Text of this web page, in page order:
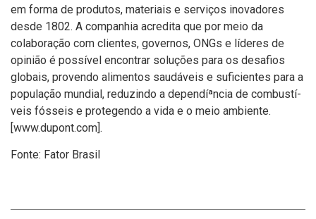
em forma de produtos, materiais e serviços inovadores
desde 1802. A companhia acredita que por meio da
colaboração com clientes, governos, ONGs e lí­deres de
opinião é possí­vel encontrar soluções para os desafios
globais, provendo alimentos saudáveis e suficientes para a
população mundial, reduzindo a dependíªncia de combustí­
veis fósseis e protegendo a vida e o meio ambiente.
[www.dupont.com].
Fonte: Fator Brasil